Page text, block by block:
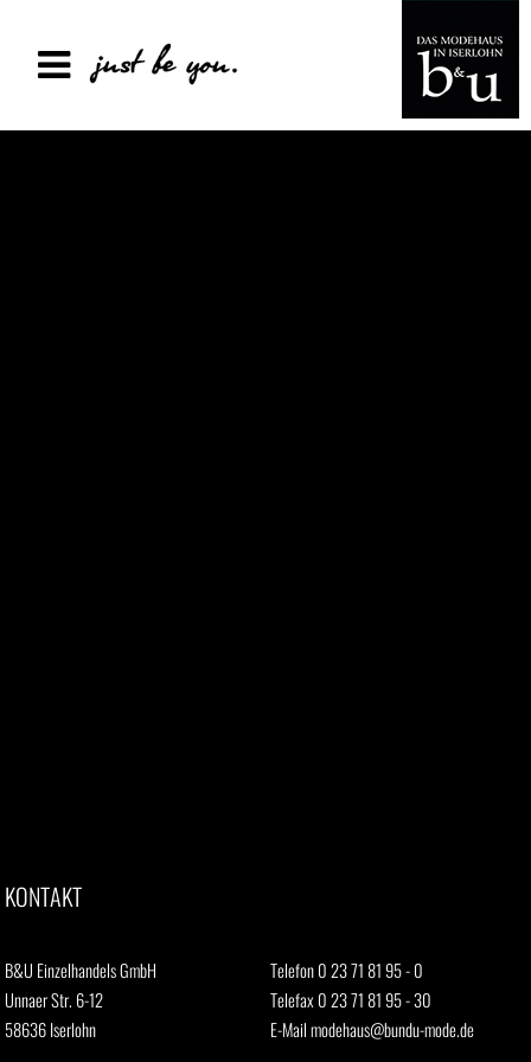
KONTAKT
B&U Einzelhandels GmbH
Unnaer Str. 6-12
58636 Iserlohn
Telefon 0 23 71 81 95 - 0
Telefax 0 23 71 81 95 - 30
E-Mailmodehaus@bundu-mode.de